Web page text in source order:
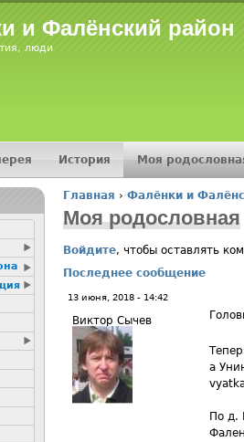
и Фалёнский район
люди
Вы здесь
Главная › Фалёнки и
Моя родословная
Войдите, чтобы оставлять
Последнее сообщение
13 июня, 2018 - 14:42
Виктор Сычев
а
По д.
История Моя